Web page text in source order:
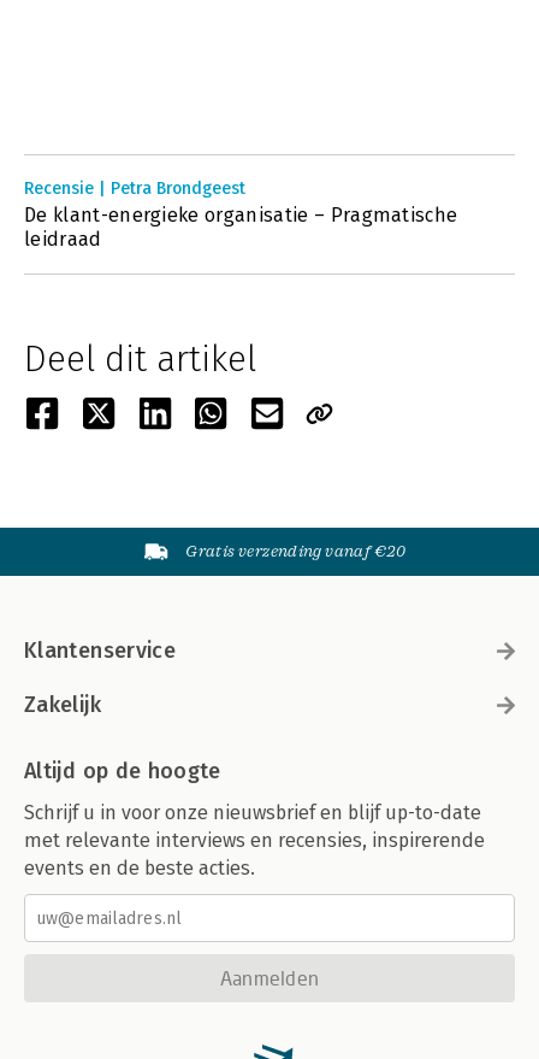
Recensie | Petra Brondgeest
De klant-energieke organisatie – Pragmatische
leidraad
Deel dit artikel
Gratis verzending vanaf €20
Klantenservice
Zakelijk
Altijd op de hoogte
Schrijf u in voor onze nieuwsbrief en blijf up-to-date
met relevante interviews en recensies, inspirerende
events en de beste acties.
Aanmelden